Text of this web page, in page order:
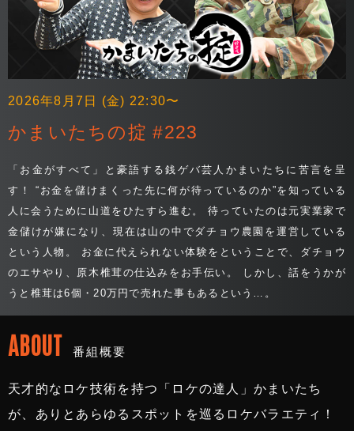
2026年8月7日 (金) 22:30〜
かまいたちの掟 #223
「お金がすべて」と豪語する銭ゲバ芸人かまいたちに苦言を呈
す！ “お金を儲けまくった先に何が待っているのか”を知っている
人に会うために山道をひたすら進む。 待っていたのは元実業家で
金儲けが嫌になり、現在は山の中でダチョウ農園を運営している
という人物。 お金に代えられない体験をということで、ダチョウ
のエサやり、原木椎茸の仕込みをお手伝い。 しかし、話をうかが
うと椎茸は6個・20万円で売れた事もあるという…。
ABOUT 番組概要
天才的なロケ技術を持つ「ロケの達人」かまいたち
が、ありとあらゆるスポットを巡るロケバラエティ！